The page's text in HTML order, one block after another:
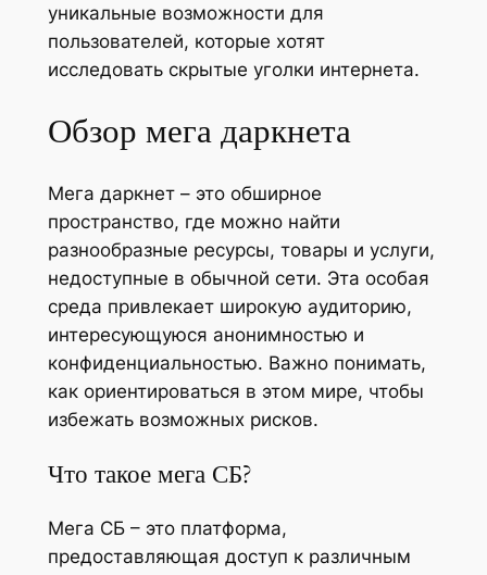
уникальные возможности для
пользователей, которые хотят
исследовать скрытые уголки интернета.
Обзор мега даркнета
Мега даркнет – это обширное
пространство, где можно найти
разнообразные ресурсы, товары и услуги,
недоступные в обычной сети. Эта особая
среда привлекает широкую аудиторию,
интересующуюся анонимностью и
конфиденциальностью. Важно понимать,
как ориентироваться в этом мире, чтобы
избежать возможных рисков.
Что такое мега СБ?
Мега СБ – это платформа,
предоставляющая доступ к различным